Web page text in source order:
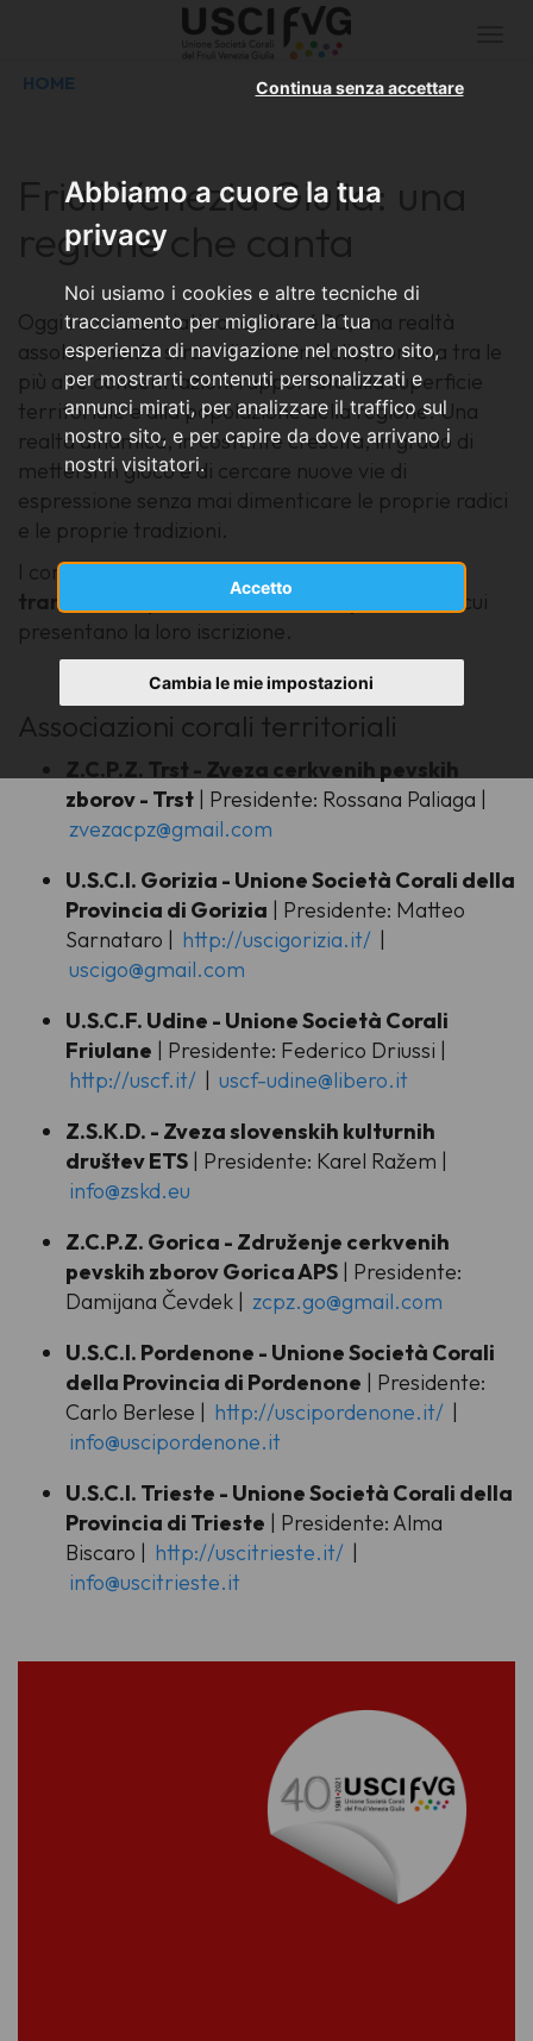
Abbiamo a cuore la tua
privacy
Noi usiamo i cookies e altre tecniche di
tracciamento per migliorare la tua
esperienza di navigazione nel nostro sito,
per mostrarti contenuti personalizzati e
annunci mirati, per analizzare il traffico sul
nostro sito, e per capire da dove arrivano i
nostri visitatori.
Accetto
Continua senza accettare
Cambia le mie impostazioni
HOME
Friuli Venezia Giulia: una
regione che canta
Oggi i cori associati sono oltre 400, una realtà
assolutamente straordinaria in Italia, con una tra le
più alte concentrazioni rapportata alla superficie
territoriale e alla popolazione della regione. Una
realtà dinamica, in costante crescita, in grado di
mettersi in gioco e di cercare nuove vie di
espressione senza mai dimenticare le proprie radici
e le proprie tradizioni.
I cori aderiscono all’Usci Friuli Venezia Giulia
tramite le rispettive associazioni provinciali
, cui
presentano la loro iscrizione.
Associazioni corali territoriali
Z.C.P.Z. Trst - Zveza cerkvenih pevskih
zborov - Trst | Presidente: Rossana Paliaga |
zvezacpz@gmail.com
U.S.C.I. Gorizia - Unione Società Corali della
Provincia di Gorizia | Presidente: Matteo
Sarnataro | http://uscigorizia.it/ |
uscigo@gmail.com
U.S.C.F. Udine - Unione Società Corali
Friulane | Presidente: Federico Driussi |
http://uscf.it/ | uscf-udine@libero.it
Z.S.K.D. - Zveza slovenskih kulturnih
društev ETS | Presidente: Karel Ražem |
info@zskd.eu
Z.C.P.Z. Gorica - Združenje cerkvenih
pevskih zborov Gorica APS | Presidente:
Damijana Čevdek | zcpz.go@gmail.com
U.S.C.I. Pordenone - Unione Società Corali
della Provincia di Pordenone | Presidente:
Carlo Berlese | http://uscipordenone.it/ |
info@uscipordenone.it
U.S.C.I. Trieste - Unione Società Corali della
Provincia di Trieste | Presidente: Alma
Biscaro | http://uscitrieste.it/ |
info@uscitrieste.it